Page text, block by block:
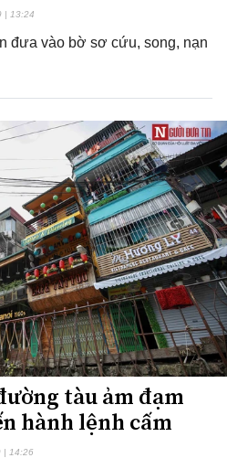
| 13:24
đưa vào bờ sơ cứu, song, nạn
tàu ảm đạm
hành lệnh cấm
| 14:26